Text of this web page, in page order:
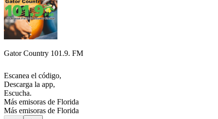
Gator Country 101.9. FM
Escanea el código,
Descarga la app,
Escucha.
Más emisoras de Florida
Más emisoras de Florida